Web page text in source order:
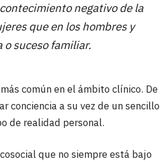
negativo de la
que en los hombres y
suceso familiar.
común en el ámbito clínico. De
conciencia a su vez de un sencillo
de realidad personal.
que no siempre está bajo